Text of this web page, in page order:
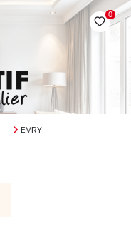
0
EVRY